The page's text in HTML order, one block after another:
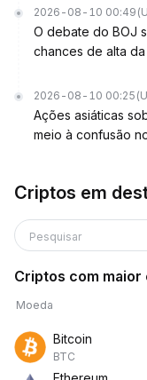
2026-08-10 00:49
O debate do BOJ
chances de alta
2026-08-10 00:25
Ações asiáticas
meio à confusão
Criptos em
Pesquisar
Criptos com
Moeda
Bitcoin
BTC